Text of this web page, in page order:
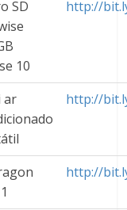
SD
10
http://
ar
http://
http://